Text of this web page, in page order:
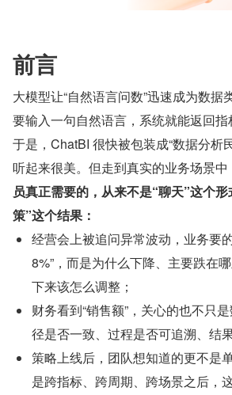
前言
大模型让“自然语言问数”迅速成为数据
要输入一句自然语言，系统就能返回指
于是，ChatBI 很快被包装成“数据分析
听起来很美。但走到真实的业务场景中
员真正需要的，从来不是“聊天”这个
策”这个结果：
经营会上被追问异常波动，业务要
8%”，而是为什么下降、主要跌在
下来该怎么调整；
财务看到“销售额”，关心的也不只
径是否一致、过程是否可追溯、结
策略上线后，团队想知道的更不是
是跨指标、跨周期、跨场景之后，